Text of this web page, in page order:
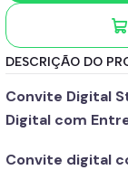
DESCRIÇÃO DO
Convite Digital
Digital com
Convite digital